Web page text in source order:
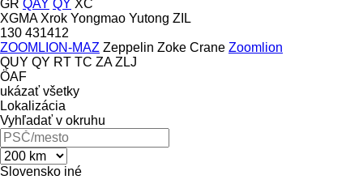
GR QAY QY XC
XGMA Xrok Yongmao Yutong ZIL
130 431412
ZOOMLION-MAZ Zeppelin Zoke Crane Zoomlion
QUY QY RT TC ZA ZLJ
ÖAF
ukázať všetky
Lokalizácia
Vyhľadať v okruhu
Slovensko iné